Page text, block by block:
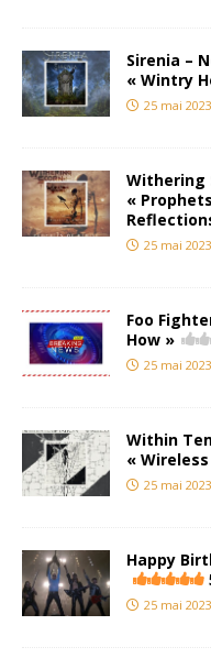
Sirenia –
« Wintry
25 mai 2023
Withering
«
25 mai 2023
Foo
How »
25 mai 2023
Within
« Wireless
25 mai 2023
Happy
25 mai 2023